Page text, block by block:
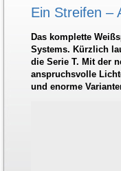
Ein Streifen –
Das komplette
Systems. Kürzlich
die Serie T. Mit der
anspruchsvolle
und enorme